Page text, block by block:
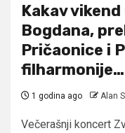
Kakav vikend
Bogdana,
Pričaonice i
filharmonije…
1 godina ago Alan
Večerašnji koncert